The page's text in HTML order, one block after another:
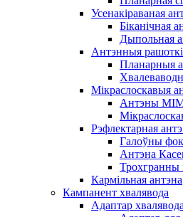
Усенакіраваная
Біканічная
Дыпольная
Антэнныя рашоткі
Планарныя
Мікраслоскавыя
Антэны
Рэфлектарная
Галоўны
Антэна
Трохгранны
Кармільная антэна
Кампанент хвалявода
Адаптар